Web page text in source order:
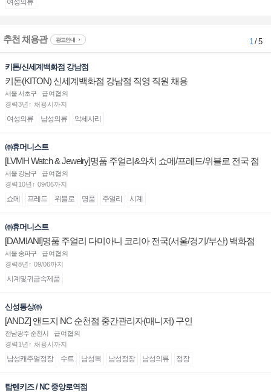
여성의류
추천 채용관 광고안내 1/ 5
키톤/신세계백화점 강남점
키톤(KITON) 신세계백화점 강남점 직영 직원 채용
서울 서초구
급여협의
경력3년↑ 채용시까지
여성의류 남성의류 악세사리
㈜휴머니스트
[LVMH Watch & Jewelry]명품 주얼리&와치 쇼메/프레드/위블로 전국 점
장/부점장/판매사원 채용
서울 강남구
급여협의
경력10년↑ 09/06까지
쇼메 프레드 위블로 명품 주얼리 시계
㈜휴머니스트
[DAMIANI]명품 주얼리 다미아니 코리아 전국(서울/경기/부산) 백화점
부점장/판매사원 채용
서울 송파구
급여협의
경력8년↑ 09/06까지
시계및귀금속제품
신성통상㈜
[ANDZ] 앤드지 NC 순천점 중간관리자(매니저) 구인
전남광주 순천시
급여협의
경력1년↑ 채용시까지
남성캐주얼정장 수트 남성복 남성정장 남성의류 정장
탑텐키즈 / NC 중앙로역점